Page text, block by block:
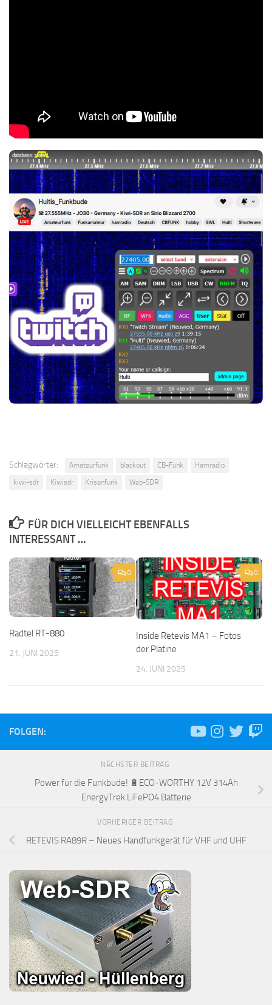
Schlagwörter: Amateurfunk blackout CB-Funk
Hamradio
kiwi-sdr
Kiwisdr Krisenfunk Web-SDR
FÜR DICH VIELLEICHT EBENFALLS
INTERESSANT …
0
Radtel RT-880
21. JUNI 2025
0
Inside Retevis MA1 – Fotos
der Platine
24. JUNI 2025
FOLGEN:
NÄCHSTER BEITRAG
Power für die Funkbude! 🔋ECO-WORTHY 12V 314Ah
EnergyTrek LiFePO4 Batterie
VORHERIGER BEITRAG
RETEVIS RA89R – Neues Handfunkgerät für VHF und UHF